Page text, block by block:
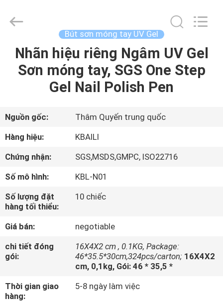
TRANG
CHỦ
SẢN
PHẨM
CHÚNG
TÔI
THAM
QUAN
MÁY
riêng
Copyright
Limited.
Reserved.
Bút sơn móng tay UV Gel
Nhãn hiệu riêng Ngâm UV Gel
Sơn móng tay, SGS One Step
Gel Nail Polish Pen
Nguồn gốc:
Thâm Quyến trung quốc
Hàng hiệu:
KBAILI
Chứng nhận:
SGS,MSDS,GMPC, ISO22716
Số mô hình:
KBL-N01
Số lượng đặt
hàng tối thiểu:
10 chiếc
Giá bán:
negotiable
chi tiết đóng
gói:
16X4X2 cm , 0.1KG, Package:
46*35.5*30cm,324pcs/carton; 16X4X2
cm, 0,1kg, Gói: 46 * 35,5 *
Thời gian giao
hàng:
5-8 ngày làm việc